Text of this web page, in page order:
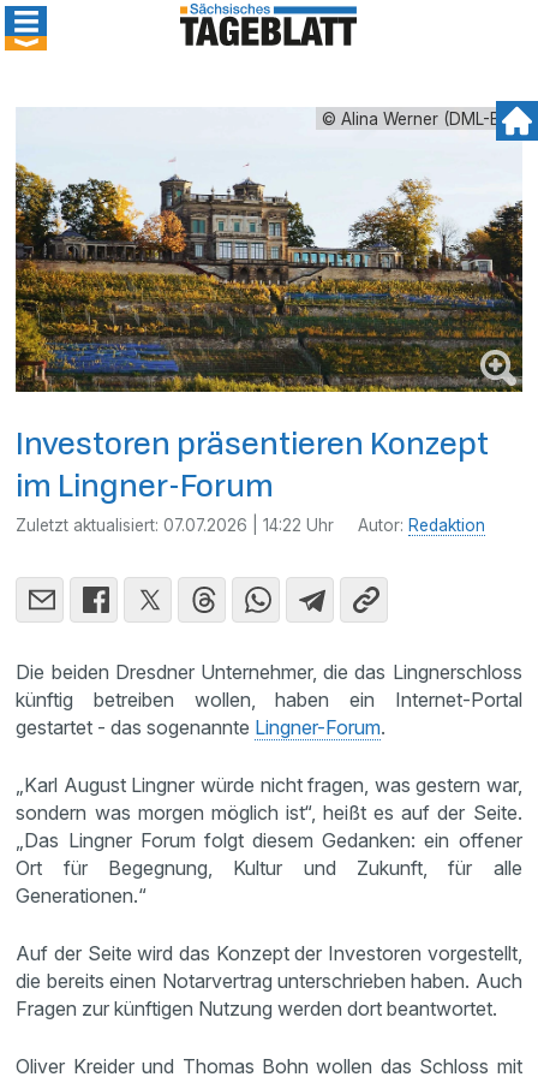
© Alina Werner (DML-BY)
Investoren präsentieren Konzept
im Lingner-Forum
Zuletzt aktualisiert:07.07.2026 | 14:22 Uhr Autor: Redaktion
Die beiden Dresdner Unternehmer, die das Lingnerschloss
künftig betreiben wollen, haben ein Internet-Portal
gestartet - das sogenannte Lingner-Forum.
„Karl August Lingner würde nicht fragen, was gestern war,
sondern was morgen möglich ist“, heißt es auf der Seite.
„Das Lingner Forum folgt diesem Gedanken: ein offener
Ort für Begegnung, Kultur und Zukunft, für alle
Generationen.“
Auf der Seite wird das Konzept der Investoren vorgestellt,
die bereits einen Notarvertrag unterschrieben haben. Auch
Fragen zur künftigen Nutzung werden dort beantwortet.
Oliver Kreider und Thomas Bohn wollen das Schloss mit